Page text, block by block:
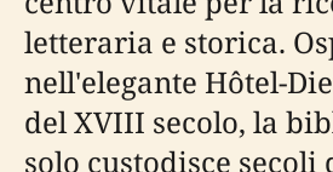
letteraria e storica.
nell'elegante Hôtel-
del XVIII secolo, la
solo custodisce secoli